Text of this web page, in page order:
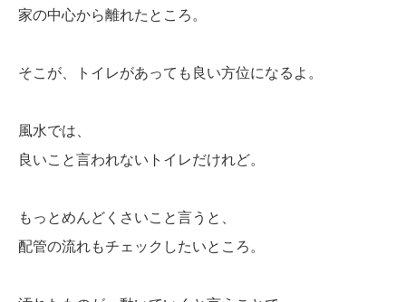
家の中心から離れたところ。
そこが、トイレがあっても良い方位になるよ。
風水では、
良いこと言われないトイレだけれど。
もっとめんどくさいこと言うと、
配管の流れもチェックしたいところ。